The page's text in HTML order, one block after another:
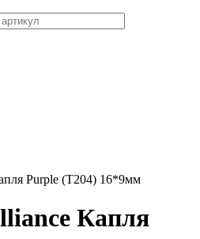
Purple (T204) 16*9мм
Капля